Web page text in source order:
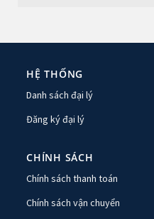
HỆ THỐNG
Danh sách đại lý
Đăng ký đại lý
CHÍNH SÁCH
Chính sách thanh toán
Chính sách vận chuyển